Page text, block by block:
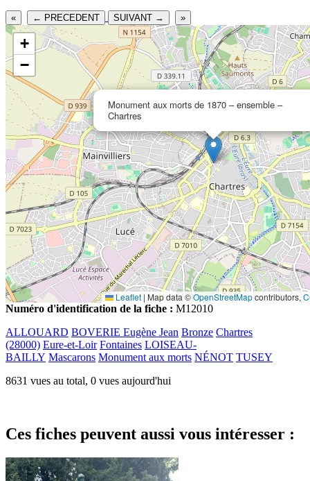
« ← PRECEDENT SUIVANT → »
Monument aux morts de 1870 – ensemble –
Chartres
+
−
Leaflet | Map data ©OpenStreetMapcontributors,
Numéro d'identification de la fiche : M12010
ALLOUARD BOVERIE Eugène Jean Bronze Chartres
(28000) Eure-et-Loir Fontaines LOISEAU-
BAILLY Mascarons Monument aux morts NÉNOT TUSEY
8631 vues au total, 0 vues aujourd'hui
Ces fiches peuvent aussi vous intéresser :